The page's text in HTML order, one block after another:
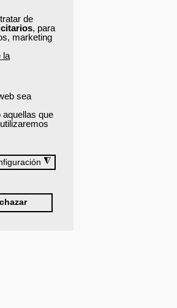
de
, para
marketing
la
sea
que
◮
las
las